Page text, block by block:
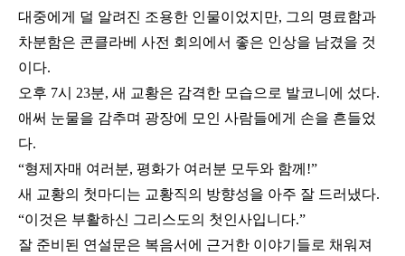
대중에게 덜 알려진 조용한 인물이었지만, 그의 명료함과
차분함은 콘클라베 사전 회의에서 좋은 인상을 남겼을 것
이다.
오후 7시 23분, 새 교황은 감격한 모습으로 발코니에 섰다.
애써 눈물을 감추며 광장에 모인 사람들에게 손을 흔들었
다.
“형제자매 여러분, 평화가 여러분 모두와 함께!”
새 교황의 첫마디는 교황직의 방향성을 아주 잘 드러냈다.
“이것은 부활하신 그리스도의 첫인사입니다.”
잘 준비된 연설문은 복음서에 근거한 이야기들로 채워져